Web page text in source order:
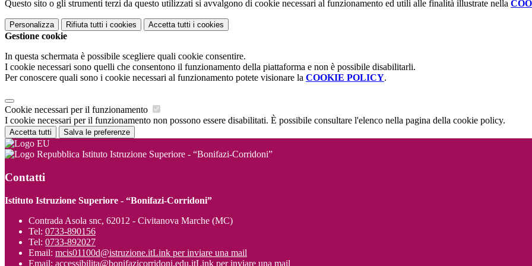
Questo sito o gli strumenti terzi da questo utilizzati si avvalgono di cookie necessari al funzionamento ed utili alle finalità illustrate nella
Personalizza Rifiuta tutti i cookies Accetta tutti i cookies
Gestione cookie
In questa schermata è possibile scegliere quali cookie consentire.
I cookie necessari sono quelli che consentono il funzionamento della piattaforma e non è possibile disabilitarli.
Per conoscere quali sono i cookie necessari al funzionamento potete visionare la COOKIE POLICY.
Cookie necessari per il funzionamento
I cookie necessari per il funzionamento non possono essere disabilitati. È possibile consultare l'elenco nella pagina della cookie policy.
Accetta tutti Salva le preferenze
Istituto Istruzione Superiore - “Bonifazi-Corridoni”
Contatti
Istituto Istruzione Superiore - “Bonifazi-Corridoni”
Contrada Asola snc, 62012 - Civitanova Marche (MC)
Tel: 0733-890156
Tel: 0733-892027
Email: mcis01100d@istruzione.itLink per inviare una mail
Email: accessibilita@bonifazicorridoni.edu.itLink per inviare una mail